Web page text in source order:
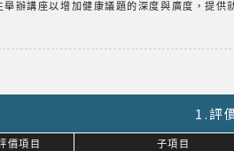
舉辦講座以增加健康議題的深度與廣度，提供
1.評
價項目 子項目